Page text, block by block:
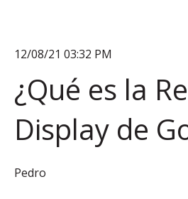
12/08/21 03:32 PM
¿Qué es la
Display de
Pedro